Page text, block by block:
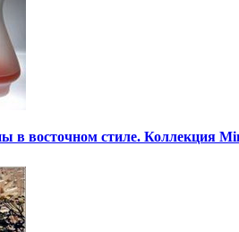
в восточном стиле. Коллекция